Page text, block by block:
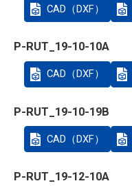
CAD（DXF）
P-RUT_19-10-10A
CAD（DXF）
P-RUT_19-10-19B
CAD（DXF）
P-RUT_19-12-10A